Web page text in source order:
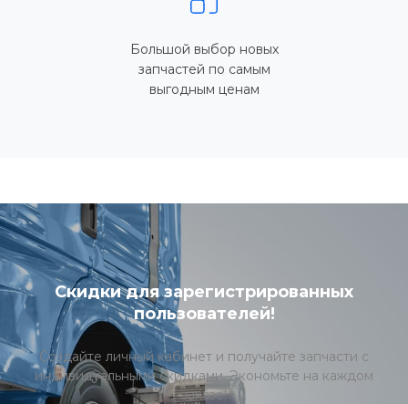
Большой выбор новых
запчастей по самым
выгодным ценам
Скидки для зарегистрированных
пользователей!
Создайте личный кабинет и получайте запчасти с
индивидуальными скидками. Экономьте на каждом
заказе!